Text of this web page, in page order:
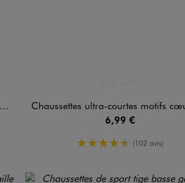
Chaussettes ultra-courtes motifs cœurs fille (lot
6,99 €
4.5/5 de moyenne
(102 avis)